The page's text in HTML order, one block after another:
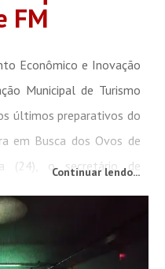
FM
Econômico e Inovação
Municipal de Turismo
últimos preparativos do
em Busca dos Ovos de
(24), o secretário de
da Fumtur, Juliana da
Continuar lendo...